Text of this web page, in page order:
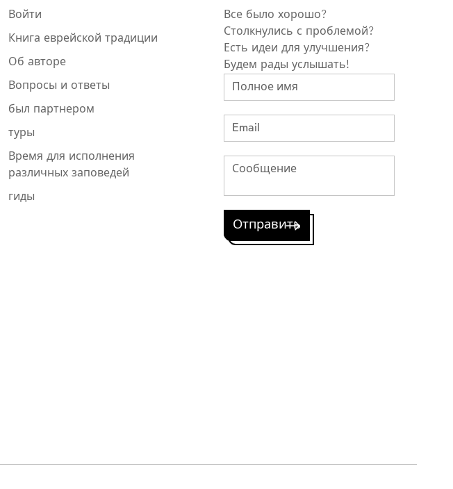
Все было хорошо?
Столкнулись с проблемой?
Есть идеи для улучшения?
Будем рады услышать!
Войти
Книга еврейской традиции
Об авторе
Вопросы и ответы
был партнером
туры
Время для исполнения
различных заповедей
гиды